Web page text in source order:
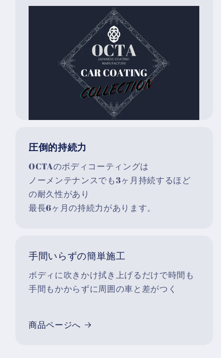
圧倒的持続力
OCTAのボディコーティングは
ノーメンテナンスでも3ヶ月持続するほど
の耐久性があり
最長6ヶ月の持続力があります。
手間いらずの簡単施工
ボディに吹きかけ拭き上げるだけで時間も
手間もかからずに周囲の車と差がつく
商品ページへ